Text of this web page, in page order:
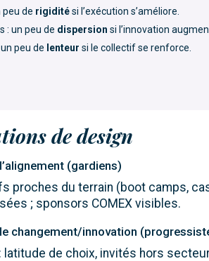
peu de rigiditési l’exécution s’améliore.
: un peu de dispersion si l’innovation
peu de lenteur si le collectif se renforce.
de design
(gardiens)
proches du terrain (boot camps,
; sponsors COMEX visibles.
changement/innovation
: latitude de choix, invités hors